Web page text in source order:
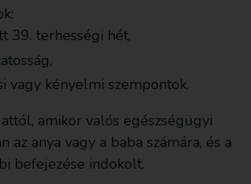
39. terhességi hét,
vagy kényelmi szempontok.
amikor valós egészségügyi
az anya vagy a baba számára, és a
befejezése indokolt.